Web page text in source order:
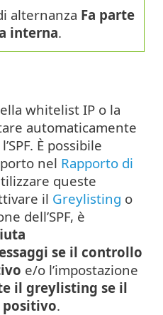
alternanza Fa parte
interna.
whitelist IP o la
automaticamente
È possibile
nel Rapporto di
queste
il Greylisting o
dell’SPF, è
se il controllo
e/o l’impostazione
il greylisting se il
positivo.